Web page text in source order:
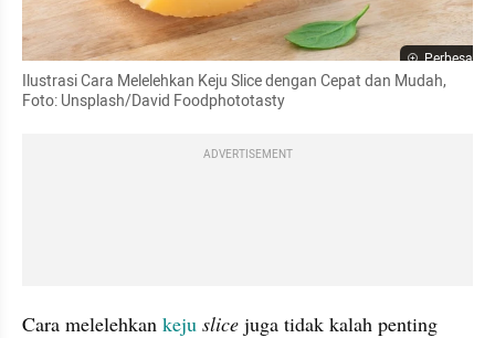
Perbesar
Ilustrasi Cara Melelehkan Keju Slice dengan Cepat dan Mudah,
Foto: Unsplash/David Foodphototasty
ADVERTISEMENT
Cara melelehkan keju slice juga tidak kalah penting